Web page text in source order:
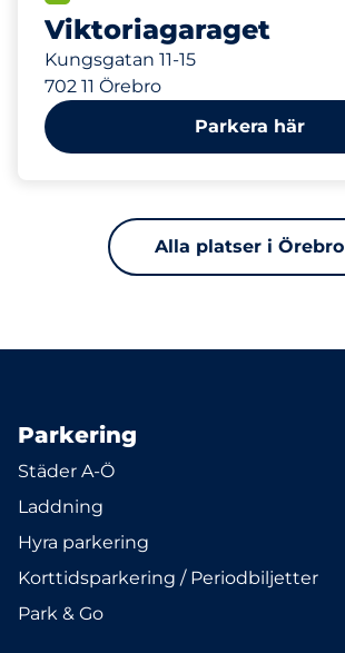
Viktoriagaraget
Kungsgatan 11-15
702 11 Örebro
Parkera här
Alla platser i Örebro
Parkering
Städer A-Ö
Laddning
Hyra parkering
Korttidsparkering / Periodbiljetter
Park & Go